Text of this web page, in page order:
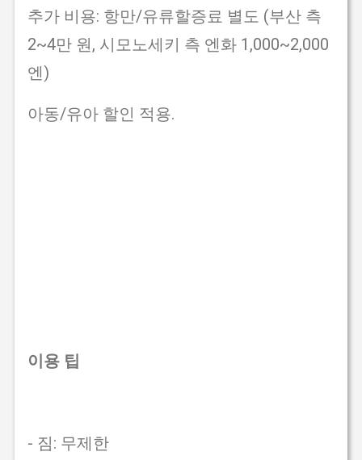
추가 비용: 항만/유류할증료 별도 (부산 측
2~4만 원, 시모노세키 측 엔화 1,000~2,000
엔)
아동/유아 할인 적용.
이용 팁
- 짐: 무제한